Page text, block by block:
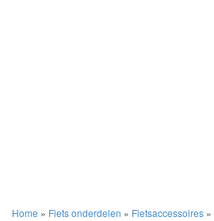
Home » Fiets onderdelen » Fietsaccessoires »